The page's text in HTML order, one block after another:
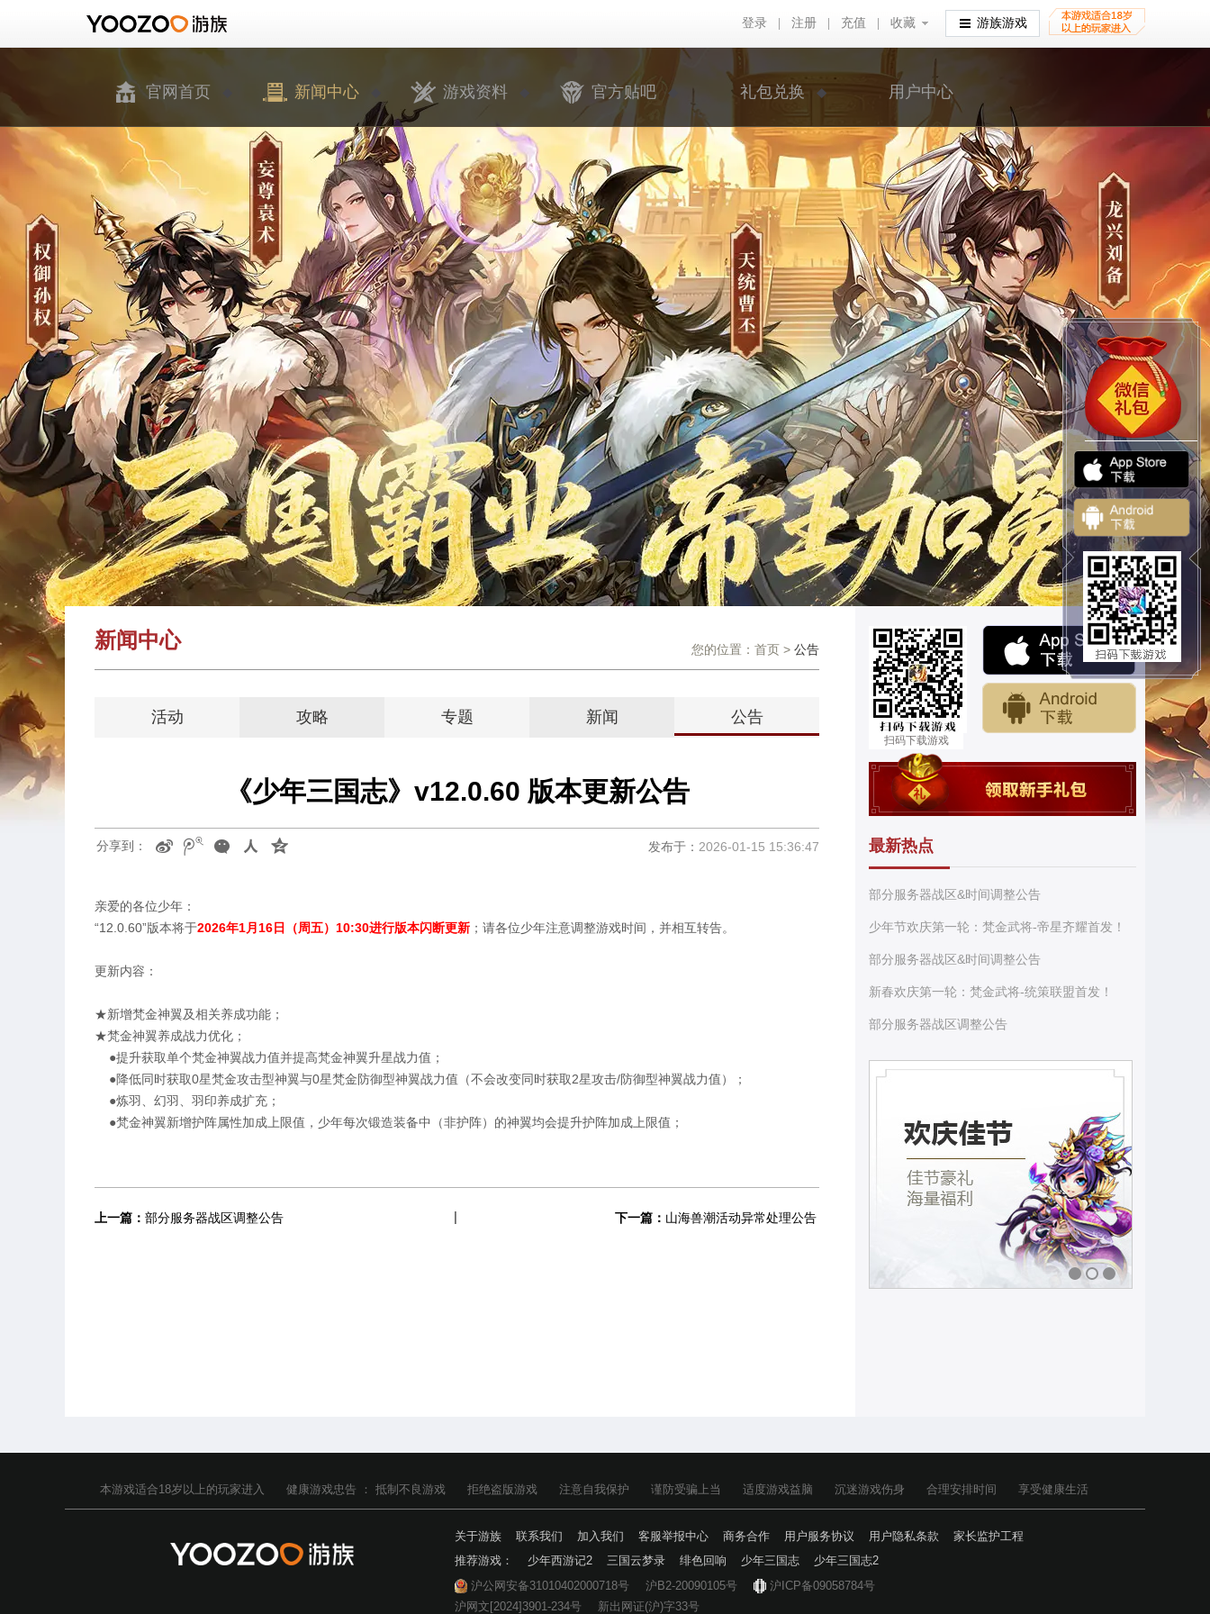
登录 注册 充值 收藏
收藏 游族游戏
官网首页 新闻中心 游戏资料 官方贴吧 礼包兑换 用户中心
新闻中心 您的位置： 首页 > 公告
活动 攻略 专题 新闻 公告
《少年三国志》v12.0.60 版本更新公告
发布于： 2026-01-15 15:36:47
分享到：
亲爱的各位少年：
“12 .0.60”版本将于2026年1月16日（周五） 10:30进行版本闪断更新 ；请各位少年注意调整游戏时间，并相互转告。
更新内容：
★新增梵金神翼及相关养成功能；
★梵金神翼养成战力优化；
●提升获取单个梵金神翼战力值并提高梵金神翼升星战力值 ；
●降低同时获取0星梵金攻击型神翼与0星梵金防御型神翼战力值 （不会改变同时获取2星攻击/防御型神翼战力值）；
●炼羽、幻羽、羽印养成扩充；
●梵金神翼新增护阵属性加成上限值，少年每次锻造装备中（非护阵）的神翼均会提升护阵加成上限值；
上一篇： 部分服务器战区调整公告 下一篇： 山海兽潮活动异常处理公告
扫码下载游戏
最新热点
部分服务器战区&时间调整公告
少年节欢庆第一轮：梵金武将-帝星齐耀首发！
部分服务器战区&时间调整公告
新春欢庆第一轮：梵金武将-统策联盟首发！
部分服务器战区调整公告
本游戏适合18岁以上的玩家进入 健康游戏忠告 ： 抵制不良游戏 拒绝盗版游戏 注意自我保护 谨防受骗上当 适度游戏益脑 沉迷游戏伤身 合理安排时间 享受健康生活
关于游族 联系我们 加入我们 客服举报中心 商务合作 用户服务协议 用户隐私条款
家长监护工程
推荐游戏：
少年西游记2 三国云梦录 绯色回响 少年三国志
少年三国志2
沪公网安备31010402000718号
沪B2-20090105号
沪ICP备09058784号
沪网文[2024]3901-234号
新出网证(沪)字33号